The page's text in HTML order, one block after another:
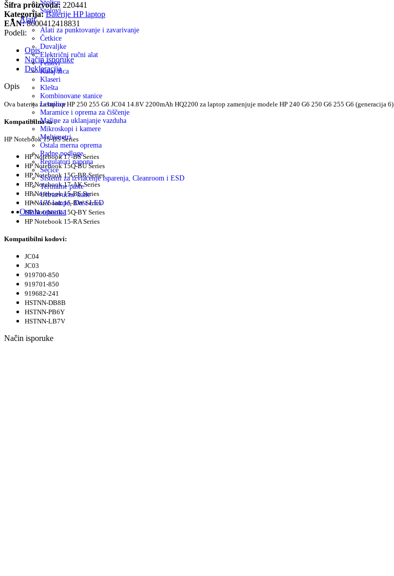
Stolice
Stolovi
Alati
Alati za punktovanje i zavarivanje
Četkice
Duvaljke
Električni ručni alat
Fenovi
Kalaj žica
Klaseri
Klešta
Kombinovane stanice
Lemilice
Maramice i oprema za čiščenje
Mašine za uklanjanje vazduha
Mikroskopi i kamere
Multimetri
Ostala merna oprema
Radne podloge
Regulatori napona
Sečice
Sistemi za izvlačenje isparenja, Cleanroom i ESD
Termalne paste
Ultrazvucne kade
UV lampe, Dust LED
Ostala oprema
Šifra proizvoda: 220441
Kategorija: Baterije HP laptop
EAN: 8600412418831
Podeli:
Opis
Način isporuke
Deklaracija
Opis
Ova baterija za laptop HP 250 255 G6 JC04 14.8V 2200mAh HQ2200 za laptop zamenjuje modele HP 240 G6 250 G6 255 G6 (generacija 6)
Kompatibilna sa :
HP Notebook 15-BS Series
HP Notebook 17-BS Series
HP Notebook 15Q-BU Series
HP Notebook 15G-BR Series
HP Notebook 17-AK Series
HP Notebook 15-BS Series
HP Notebook 15-BW Series
HP Notebook 15Q-BY Series
HP Notebook 15-RA Series
Kompatibilni kodovi:
JC04
JC03
919700-850
919701-850
919682-241
HSTNN-DB8B
HSTNN-PB6Y
HSTNN-LB7V
Način isporuke